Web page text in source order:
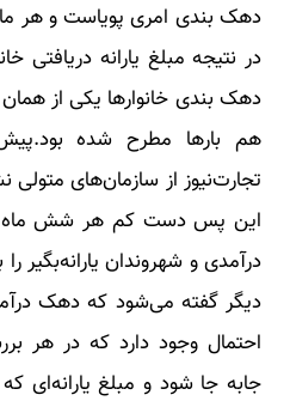
دهک بندی امری پویاست و هر
در نتیجه مبلغ یارانه دریافتی
دهک بندی خانوارها یکی از
هم بارها مطرح شده
تجارت‌نیوز از سازمان‌های متولی
این پس دست کم هر شش ماه
درآمدی و شهروندان یارانه‌بگیر
دیگر گفته می‌شود که دهک
احتمال وجود دارد که در هر
جابه جا شود و مبلغ یارانه‌ای